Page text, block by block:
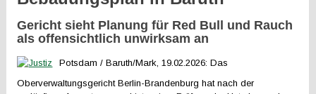
Gericht sieht Planung für Red Bull und Rauch
als offensichtlich unwirksam an
Potsdam / Baruth/Mark, 19.02.2026: Das
Oberverwaltungsgericht Berlin-Brandenburg hat nach der